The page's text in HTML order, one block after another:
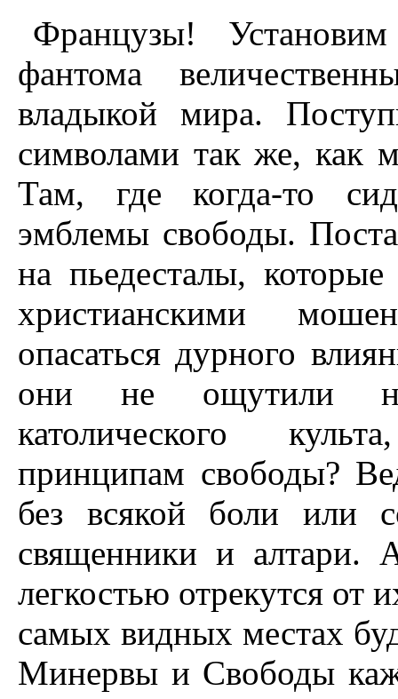
Французы!
фантома
владыкой мира.
символами так же, как
Там, где когда-то
эмблемы свободы.
на пьедесталы,
христианскими
опасаться дурного
они не ощутили
католического
принципам свободы?
без всякой боли или
священники и алтари.
легкостью отрекутся от
самых видных местах
Минервы и Свободы